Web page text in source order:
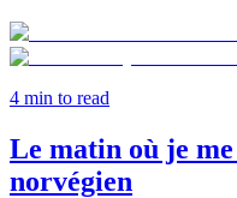
4 min to read
Le matin où je
norvégien